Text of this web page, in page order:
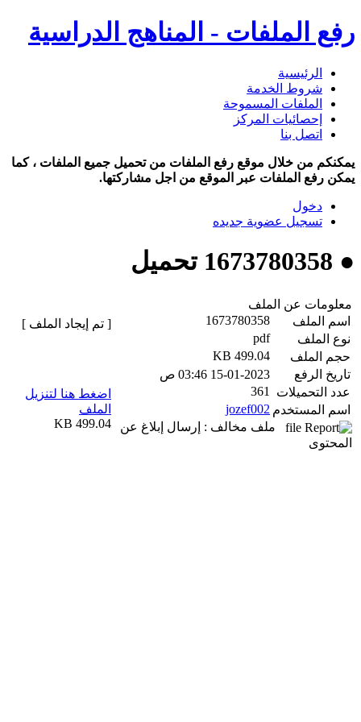
رفع الملفات - المناهج الدراسية
الرئيسية
شروط الخدمة
الملفات المسموحة
إحصائيات المركز
اتصل بنا
يمكنكم من خلال موقع رفع الملفات من تحميل جميع الملفات ، كما
يمكن رفع الملفات عبر الموقع من اجل مشاركتها.
دخول
تسجيل عضوية جديده
● 1673780358 تحميل
معلومات عن الملف
اسم الملف
1673780358
نوع الملف
pdf
حجم الملف
499.04 KB
تاريخ الرفع
15-01-2023 03:46 ص
عدد التحميلات
361
اسم المستخدم jozef002
ملف مخالف : إرسال إبلاغ عن
المحتوى
[ تم إيجاد الملف ]
اضغط هنا لتنزيل
الملف
499.04 KB